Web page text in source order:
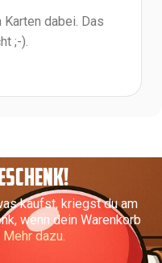
dabei. Das
;-).
kaufst, kriegst du am
wenn dein Warenkorb
Mehr dazu.